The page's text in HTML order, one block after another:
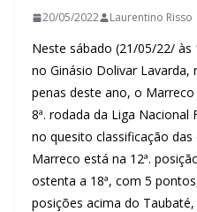
20/05/2022 Laurentino Risso
Neste sábado (21/05/22/
no Ginásio Dolivar Lavarda,
penas deste ano, o
8ª. rodada da Liga Nacional
no quesito classificação
Marreco está na 12ª.
ostenta a 18ª, com 5
posições acima do